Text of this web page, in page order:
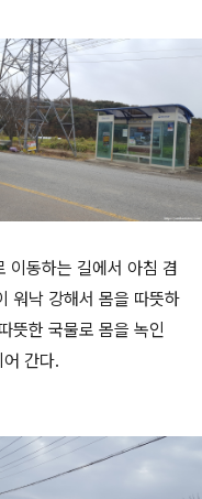
이동하는 길에서 아침 겸
워낙 강해서 몸을 따뜻하
뜻한 국물로 몸을 녹인
간다.